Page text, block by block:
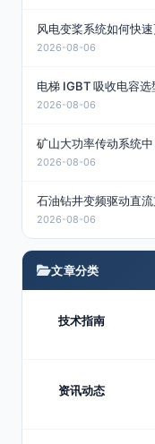
2026-08-06
电梯 IGBT 吸收电容
2026-08-06
矿山大功率传动系统
2026-08-06
石油钻井变频驱动直
2026-08-06
文章分类
技术指南
资讯动态